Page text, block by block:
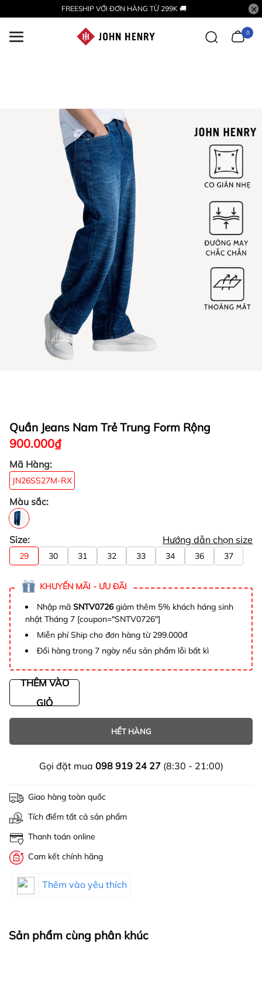
FREESHIP VỚI ĐƠN HÀNG TỪ 299K 🚚
0
Quần Jeans Nam Trẻ Trung Form Rộng
900.000₫
Mã Hàng:
JN26SS27M-RX
Màu sắc:
Size: Hướng dẫn chọn size
29 30 31 32 33 34 36 37
KHUYẾN MÃI - ƯU ĐÃI
Nhập mã SNTV0726giảm thêm 5% khách háng sinh
nhật Tháng 7 [coupon="SNTV0726"]
Miễn phí Ship cho đơn hàng từ 299.000đ
Đổi hàng trong 7 ngày nếu sản phẩm lỗi bất kì
THÊM VÀO
GIỎ
HẾT HÀNG
Gọi đặt mua 098 919 24 27(8:30 - 21:00)
Giao hàng toàn quốc
Tích điểm tất cả sản phẩm
Thanh toán online
Cam kết chính hãng
Thêm vào yêu thích
Sản phẩm cùng phân khúc